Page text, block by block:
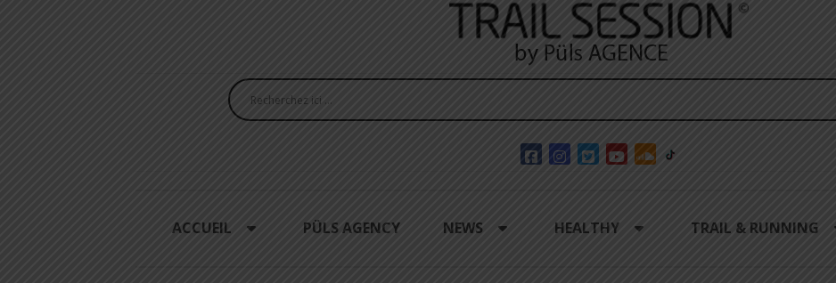
ACCUEIL PÜLS AGENCY NEWS HEALTHY TRAIL & RUNNING